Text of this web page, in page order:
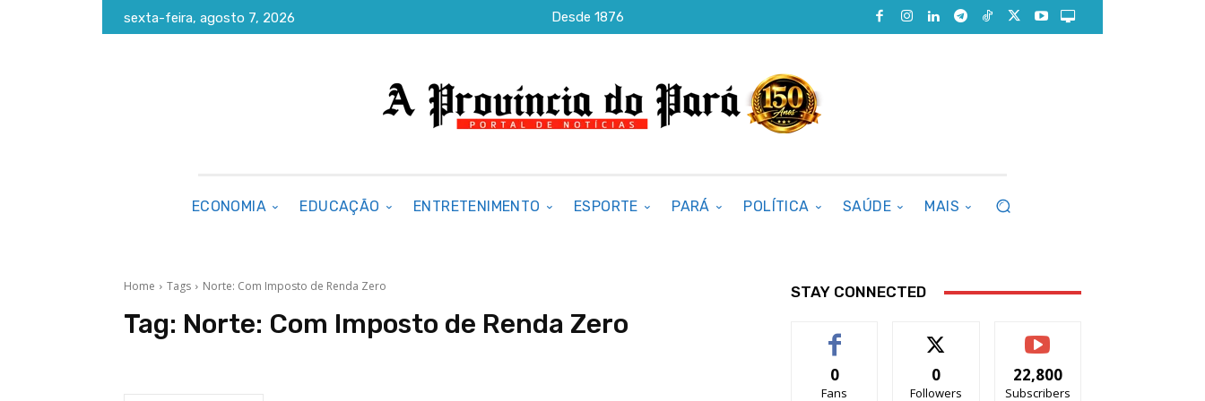
sexta-feira, agosto 7, 2026 Desde 1876
ECONOMIA EDUCAÇÃO ENTRETENIMENTO ESPORTE PARÁ POLÍTICA SAÚDE MAIS
Home Tags Norte: Com Imposto de Renda Zero
Tag: Norte: Com Imposto de Renda Zero
STAY CONNECTED
0
Fans
0
Followers
22,800
Subscribers